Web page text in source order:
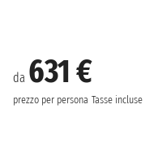
da 631 €
prezzo per persona Tasse incluse